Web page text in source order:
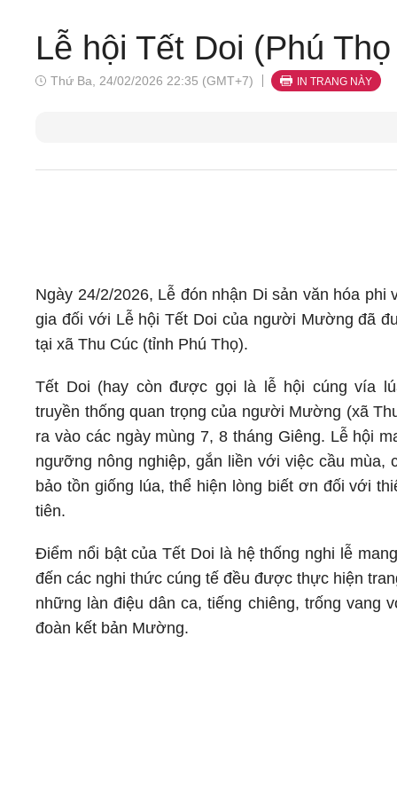
Lễ hội Tết Doi (Phú
Thứ Ba, 24/02/2026 22:35 (GMT+7) IN TRANG NÀY
Ngày 24/2/2026, Lễ đón nhận Di sản văn hóa phi
gia đối với Lễ hội Tết Doi của người Mường đã
tại xã Thu Cúc (tỉnh Phú Thọ).
Tết Doi (hay còn được gọi là lễ hội cúng vía
truyền thống quan trọng của người Mường (xã
ra vào các ngày mùng 7, 8 tháng Giêng. Lễ hội
ngưỡng nông nghiệp, gắn liền với việc cầu mùa,
bảo tồn giống lúa, thể hiện lòng biết ơn đối với
tiên.
Điểm nổi bật của Tết Doi là hệ thống nghi lễ
đến các nghi thức cúng tế đều được thực hiện
những làn điệu dân ca, tiếng chiêng, trống vang
đoàn kết bản Mường.